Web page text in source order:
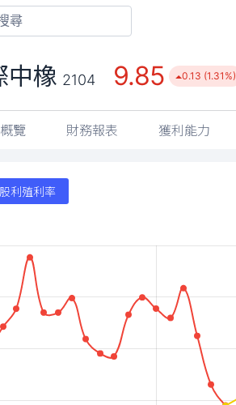
中橡 2104 9.85 0.13 (1.31%)
覽 財務報表 獲利能力
利殖利率